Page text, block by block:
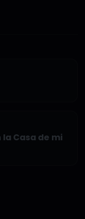
Casa de mi